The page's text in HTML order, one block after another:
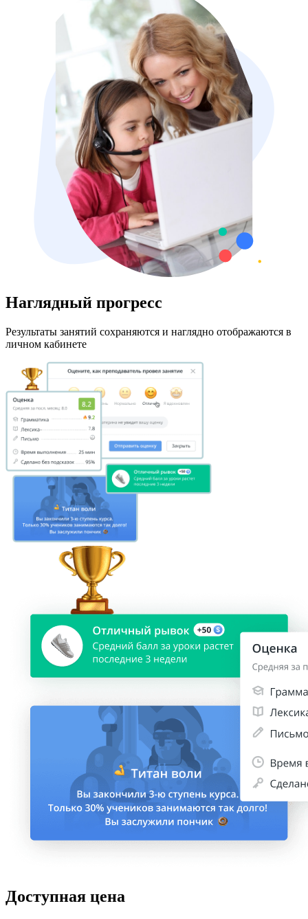
Наглядный прогресс
Результаты занятий сохраняются и наглядно отображаются в
личном кабинете
Доступная цена